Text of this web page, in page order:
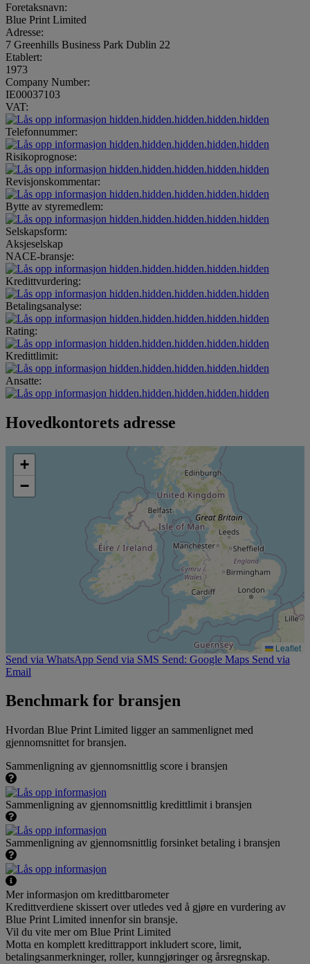
Foretaksnavn:
Blue Print Limited
Adresse:
7 Greenhills Business Park Dublin 22
Etablert:
1973
Company Number:
IE00037103
VAT:
hidden.hidden.hidden.hidden.hidden
Telefonnummer:
hidden.hidden.hidden.hidden.hidden
Risikoprognose:
hidden.hidden.hidden.hidden.hidden
Revisjonskommentar:
hidden.hidden.hidden.hidden.hidden
Bytte av styremedlem:
hidden.hidden.hidden.hidden.hidden
Selskapsform:
Aksjeselskap
NACE-bransje:
hidden.hidden.hidden.hidden.hidden
Kredittvurdering:
hidden.hidden.hidden.hidden.hidden
Betalingsanalyse:
hidden.hidden.hidden.hidden.hidden
Rating:
hidden.hidden.hidden.hidden.hidden
Kredittlimit:
hidden.hidden.hidden.hidden.hidden
Ansatte:
hidden.hidden.hidden.hidden.hidden
Hovedkontorets adresse
+
−
Leaflet
Send via WhatsApp Send via SMS Send: Google Maps Send via
Email
Benchmark for bransjen
Hvordan Blue Print Limited ligger an sammenlignet med
gjennomsnittet for bransjen.
Sammenligning av gjennomsnittlig score i bransjen
Sammenligning av gjennomsnittlig kredittlimit i bransjen
Sammenligning av gjennomsnittlig forsinket betaling i bransjen
Mer informasjon om kredittbarometer
Kredittverdiene skissert over utledes ved å gjøre en vurdering av
Blue Print Limited innenfor sin bransje.
Vil du vite mer om Blue Print Limited
Motta en komplett kredittrapport inkludert score, limit,
betalingsanmerkninger, roller, kunngjøringer og årsregnskap.